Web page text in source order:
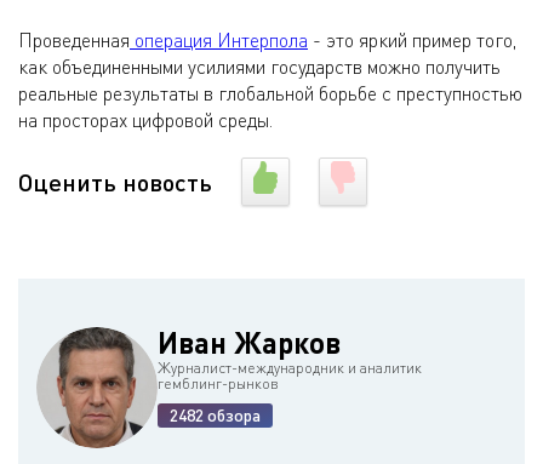
Проведенная операция Интерпола - это яркий пример того,
как объединенными усилиями государств можно получить
реальные результаты в глобальной борьбе с преступностью
на просторах цифровой среды.
Оценить новость
Иван Жарков
Журналист-международник и аналитик
гемблинг-рынков
2482 обзора